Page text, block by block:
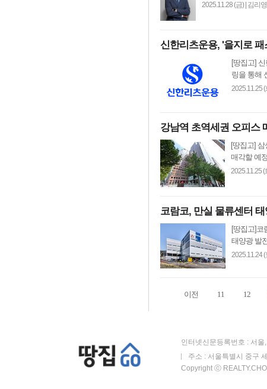
2025.11.28 (금)| 김리
신한리츠운용, '을지로
[땅집고]
링을 통해
2025.11.25 (
강남역 초역세권 오피스
[땅집고]
매각할 예
2025.11.25 (
코람코, 만실 물류센터
[땅집고]코
태양광 발
2025.11.24 (
이전 11 12
인터넷신문등록번호 : 서울
주소 : 서울특별시 중구
Copyright ⓒ